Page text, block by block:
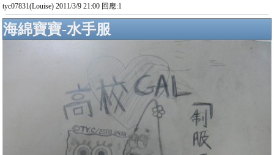
tyc07831(Louise) 2011/3/9 21:00 回應:1
海綿寶寶-水手服